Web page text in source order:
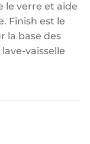
le verre et aide
Finish est le
la base des
vaisselle